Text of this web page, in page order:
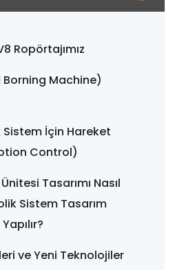
Ropörtajımız
Borning Machine)
Sistem İçin Hareket
Control)
Tasarımı Nasıl
Sistem Tasarım
ve Yeni Teknolojiler